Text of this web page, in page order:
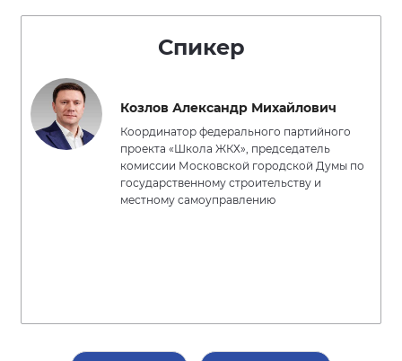
Спикер
Козлов Александр Михайлович
Координатор федерального партийного
проекта «Школа ЖКХ», председатель
комиссии Московской городской Думы по
государственному строительству и
местному самоуправлению